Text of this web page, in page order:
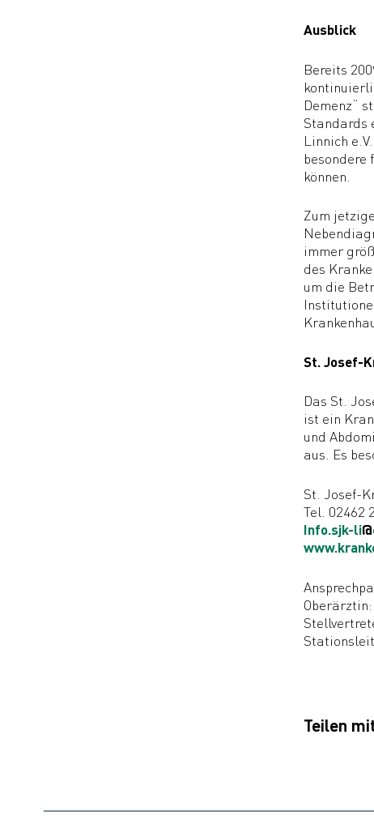
Ausblick
Bereits
Demenz“
Standards
Linnich
können.
Zum
immer
des
um die
St. Josef-
Das St.
ist ein
und
aus. Es
St. Josef-
Tel. 02462
Info.sjk-li@
Teilen